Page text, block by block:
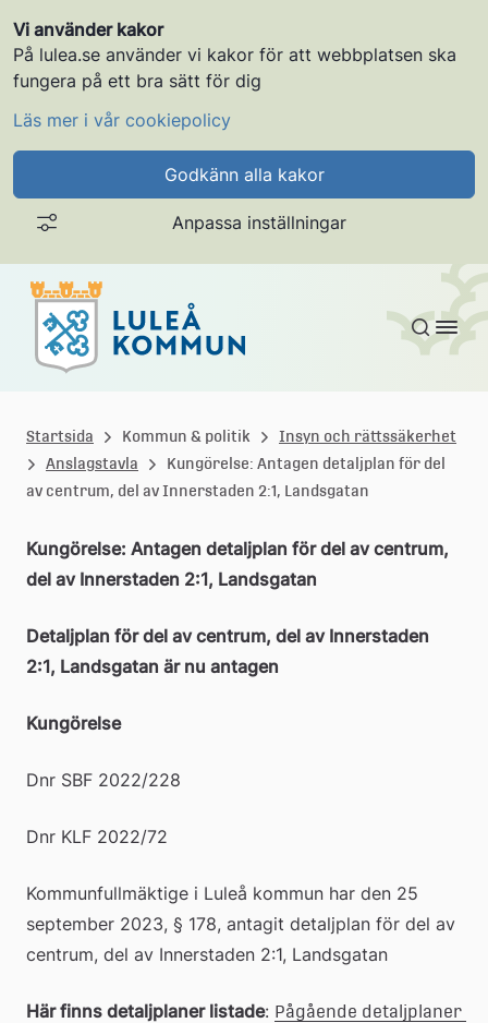
Vi använder kakor
På lulea.se använder vi kakor för att webbplatsen ska
fungera på ett bra sätt för dig
Läs mer i vår cookiepolicy
Godkänn alla kakor
Anpassa inställningar
Gå till innehållet
u
l
å
o
m
m
u
Startsida Kommun & politik
Insyn och rättssäkerhet
Anslagstavla
Kungörelse: Antagen detaljplan för del
av centrum, del av Innerstaden 2:1, Landsgatan
Kungörelse: Antagen detaljplan för del av centrum,
del av Innerstaden 2:1, Landsgatan
Detaljplan för del av centrum, del av Innerstaden
2:1, Landsgatan är nu antagen
Kungörelse
Dnr SBF 2022/228
Dnr KLF 2022/72
Kommunfullmäktige i Luleå kommun har den 25
september 2023, § 178, antagit detaljplan för del av
centrum, del av Innerstaden 2:1, Landsgatan
Här finns detaljplaner listade: Pågående detaljplaner